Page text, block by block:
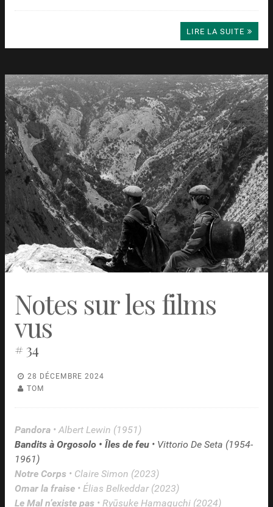
LIRE LA SUITE
Notes sur les films
vus
# 34
28 DÉCEMBRE 2024
TOM
Pandora • Albert Lewin (1951)
Bandits à Orgosolo • Îles de feu • Vittorio De Seta (1954-
1961)
Notre Corps • Claire Simon (2023)
Omar la fraise • Élias Belkeddar (2023)
Le Mal n’existe pas • Ryūsuke Hamaguchi (2024)